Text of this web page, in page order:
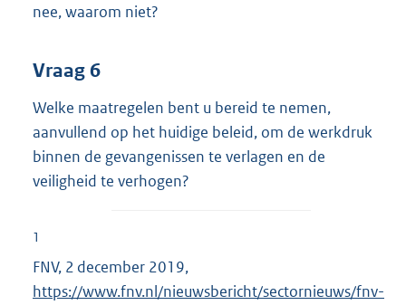
nee, waarom niet?
Vraag 6
Welke maatregelen bent u bereid te nemen,
aanvullend op het huidige beleid, om de werkdruk
binnen de gevangenissen te verlagen en de
veiligheid te verhogen?
1
FNV, 2 december 2019,
x
https://www.fnv.nl/nieuwsbericht/sectornieuws/fnv-